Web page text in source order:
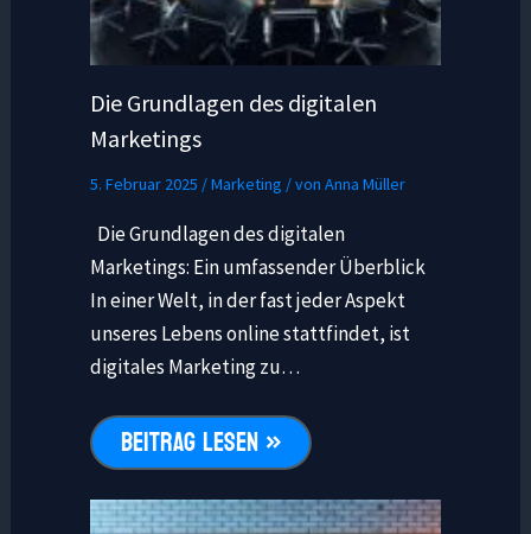
Die Grundlagen des digitalen
Marketings
5. Februar 2025 /Marketing / von Anna Müller
Die Grundlagen des digitalen
Marketings: Ein umfassender Überblick
In einer Welt, in der fast jeder Aspekt
unseres Lebens online stattfindet, ist
digitales Marketing zu…
BEITRAG LESEN »